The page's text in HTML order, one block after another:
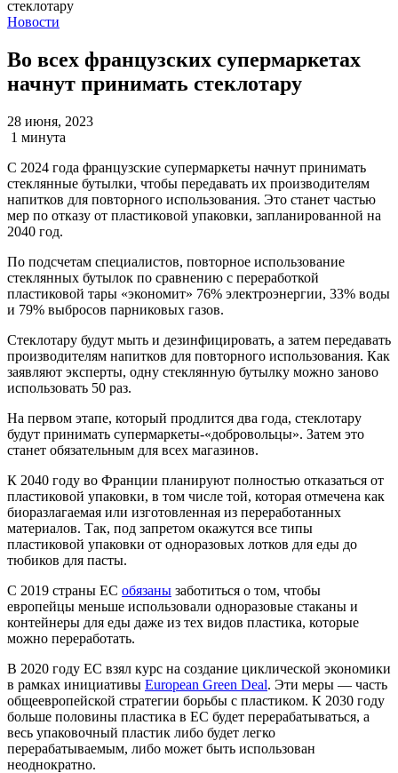
Новости
Во всех французских супермаркетах
начнут принимать стеклотару
28 июня, 2023
1 минута
С 2024 года французские супермаркеты начнут принимать
стеклянные бутылки, чтобы передавать их производителям
напитков для повторного использования. Это станет частью
мер по отказу от пластиковой упаковки, запланированной на
2040 год.
По подсчетам специалистов, повторное использование
стеклянных бутылок по сравнению с переработкой
пластиковой тары «экономит» 76% электроэнергии, 33% воды
и 79% выбросов парниковых газов.
Стеклотару будут мыть и дезинфицировать, а затем передавать
производителям напитков для повторного использования. Как
заявляют эксперты, одну стеклянную бутылку можно заново
использовать 50 раз.
На первом этапе, который продлится два года, стеклотару
будут принимать супермаркеты-«добровольцы». Затем это
станет обязательным для всех магазинов.
К 2040 году во Франции планируют полностью отказаться от
пластиковой упаковки, в том числе той, которая отмечена как
биоразлагаемая или изготовленная из переработанных
материалов. Так, под запретом окажутся все типы
пластиковой упаковки от одноразовых лотков для еды до
тюбиков для пасты.
С 2019 страны ЕС обязаны заботиться о том, чтобы
европейцы меньше использовали одноразовые стаканы и
контейнеры для еды даже из тех видов пластика, которые
можно переработать.
В 2020 году ЕС взял курс на создание циклической экономики
в рамках инициативы European Green Deal. Эти меры — часть
общеевропейской стратегии борьбы с пластиком. К 2030 году
больше половины пластика в ЕС будет перерабатываться, а
весь упаковочный пластик либо будет легко
перерабатываемым, либо может быть использован
неоднократно.